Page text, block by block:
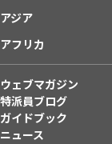
アジア
アフリカ
ウェブマガジン
特派員ブログ
ガイドブック
ニュース